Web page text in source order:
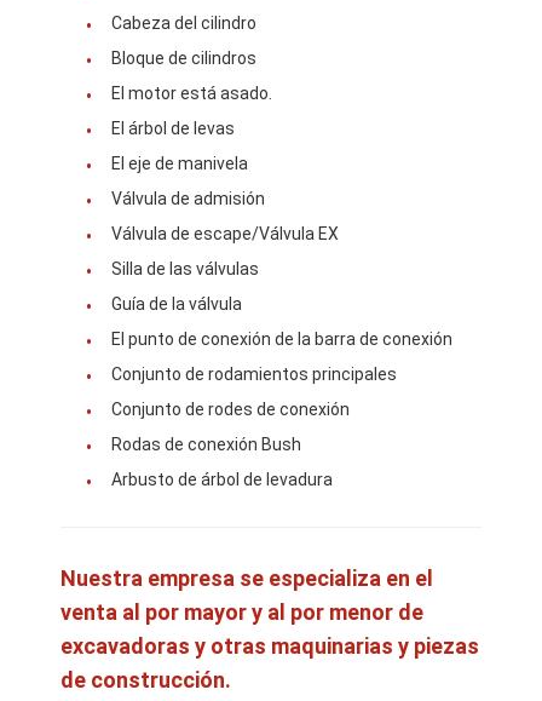
Piezas de motor KOMATSU
piezas del motor de la oruga
Piezas del motor CUMMINS
Partes de motores MITSUBISHI
Partes de motores John Deere
Partes de motores DOOSAN
CE VOLVO Partes del motor
Isuzu Engine Parts
piezas del motor del weichai
Piezas del motor Perkins
Cabeza del cilindro
Bloque de cilindros
El motor está asado.
El árbol de levas
El eje de manivela
Válvula de admisión
Válvula de escape/Válvula EX
Silla de las válvulas
Guía de la válvula
El punto de conexión de la barra de conexión
Conjunto de rodamientos principales
Conjunto de rodes de conexión
Rodas de conexión Bush
Arbusto de árbol de levadura
Nuestra empresa se especializa en el
venta al por mayor y al por menor de
excavadoras y otras maquinarias y piezas
de construcción.